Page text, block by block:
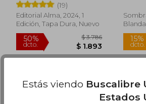
15%
dcto. $ 842
(19)
Editorial Alma, 2024, 1
Edición, Tapa Dura, Nuevo
Estás viendo Buscalibre
Estados